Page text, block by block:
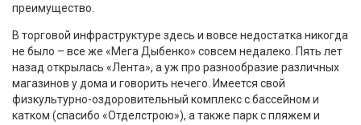
преимущество.
В торговой инфраструктуре здесь и вовсе недостатка никогда
не было – все же «Мега Дыбенко» совсем недалеко. Пять лет
назад открылась «Лента», а уж про разнообразие различных
магазинов у дома и говорить нечего. Имеется свой
физкультурно-оздоровительный комплекс с бассейном и
катком (спасибо «Отделстрою»), а также парк с пляжем и